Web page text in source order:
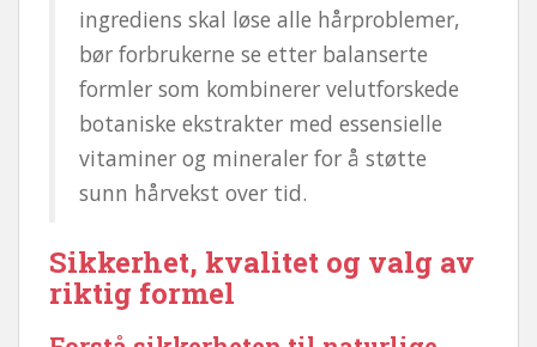
ingrediens skal løse alle hårproblemer,
bør forbrukerne se etter balanserte
formler som kombinerer velutforskede
botaniske ekstrakter med essensielle
vitaminer og mineraler for å støtte
sunn hårvekst over tid.
Sikkerhet, kvalitet og valg av
riktig formel